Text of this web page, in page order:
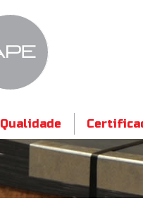
Qualidade